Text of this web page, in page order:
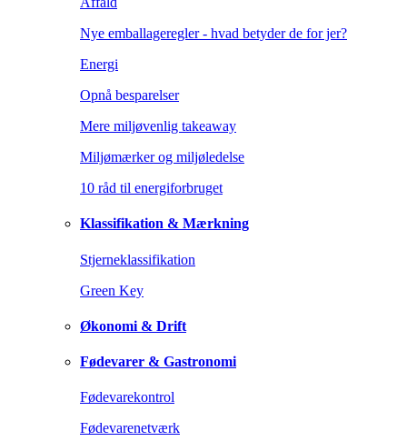
Nye emballageregler - hvad betyder de for jer?
Energi
Opnå besparelser
Mere miljøvenlig takeaway
Miljømærker og miljøledelse
10 råd til energiforbruget
Klassifikation & Mærkning
Stjerneklassifikation
Green Key
Økonomi & Drift
Fødevarer & Gastronomi
Fødevarekontrol
Fødevarenetværk